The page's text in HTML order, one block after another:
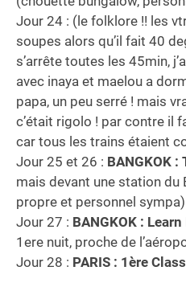
Jour 24 : (le folklore !! les
soupes alors qu’il fait 40
s’arrête toutes les 45min,
avec inaya et maelou a
papa, un peu serré ! mais
c’était rigolo ! par contre il
car tous les trains étaient
Jour 25 et 26 : BANGKOK :
mais devant une station du
propre et personnel sympa)
Jour 27 : BANGKOK :
1ere nuit, proche de
Jour 28 : PARIS : 1ère